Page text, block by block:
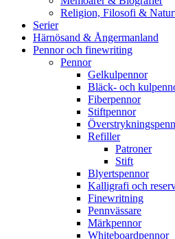
Religion, Filosofi &
Serier
Härnösand & Ångermanland
Pennor och finewriting
Pennor
Gelkulpennor
Bläck- och
Fiberpennor
Stiftpennor
Refiller
Patroner
Stift
Blyertspennor
Kalligrafi och
Finewritning
Pennvässare
Märkpennor
Whiteboardpennor